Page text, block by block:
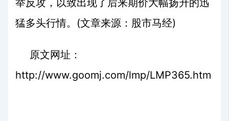
举反攻，以致出现了后来期价大幅扬升的迅
猛多头行情。 (文章来源：股市马经)
原文网址：
http://www.goomj.com/lmp/LMP365.htm